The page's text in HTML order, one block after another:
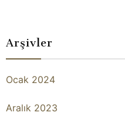
Arşivler
Ocak 2024
Aralık 2023